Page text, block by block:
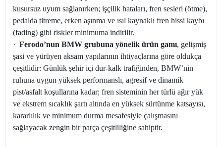
kusursuz uyum sağlanırken; işçilik hataları, fren sesleri (ötme),
pedalda titreme, erken aşınma ve ısıl kaynaklı fren hissi kaybı
(fading) gibi riskler minimuma indirilir.
· Ferodo’nun BMW grubuna yönelik ürün gamı, gelişmiş
şasi ve yürüyen aksam yapılarının ihtiyaçlarına göre oldukça
çeşitlidir: Günlük şehir içi dur-kalk trafiğinden, BMW’nin
ruhuna uygun yüksek performanslı, agresif ve dinamik
pist/asfalt koşullarına kadar; fren sisteminin her türlü ağır yük
ve ekstrem sıcaklık şartı altında en yüksek sürtünme katsayısı,
kararlılık ve minimum durma mesafesiyle çalışmasını
sağlayacak zengin bir parça çeşitliliğine sahiptir.